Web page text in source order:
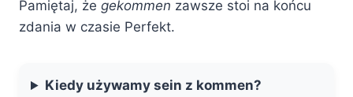
Pamiętaj, że gekommen zawsze stoi na końcu
zdania w czasie Perfekt.
Kiedy używamy sein z kommen?